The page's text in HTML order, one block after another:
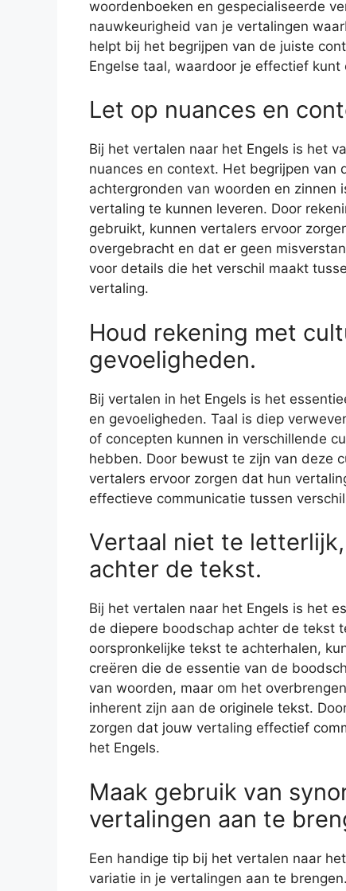
woordenboeken en gespecialiseerde
nauwkeurigheid van je vertalingen
helpt bij het begrijpen van de juiste
Engelse taal, waardoor je effectief
Let op nuances en
Bij het vertalen naar het Engels is het
nuances en context. Het begrijpen van
achtergronden van woorden en zinnen
vertaling te kunnen leveren. Door
gebruikt, kunnen vertalers ervoor
overgebracht en dat er geen
voor details die het verschil maakt
vertaling.
Houd rekening met
gevoeligheden.
Bij vertalen in het Engels is het
en gevoeligheden. Taal is diep
of concepten kunnen in verschillende
hebben. Door bewust te zijn van deze
vertalers ervoor zorgen dat hun
effectieve communicatie tussen
Vertaal niet te
achter de tekst.
Bij het vertalen naar het Engels is het
de diepere boodschap achter de tekst
oorspronkelijke tekst te achterhalen,
creëren die de essentie van de
van woorden, maar om het
inherent zijn aan de originele tekst.
zorgen dat jouw vertaling effectief
het Engels.
Maak gebruik van
vertalingen aan te
Een handige tip bij het vertalen naar
variatie in je vertalingen aan te